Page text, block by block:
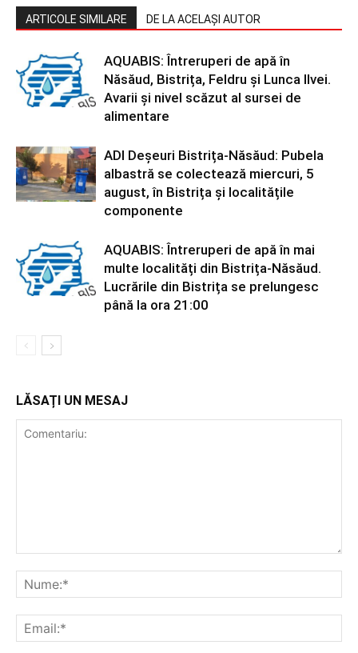
ARTICOLE SIMILARE DE LA ACELAȘI AUTOR
AQUABIS: Întreruperi de apă în
Năsăud, Bistrița, Feldru și Lunca Ilvei.
Avarii și nivel scăzut al sursei de
alimentare
ADI Deșeuri Bistrița-Năsăud: Pubela
albastră se colectează miercuri, 5
august, în Bistrița și localitățile
componente
AQUABIS: Întreruperi de apă în mai
multe localități din Bistrița-Năsăud.
Lucrările din Bistrița se prelungesc
până la ora 21:00
LĂSAȚI UN MESAJ